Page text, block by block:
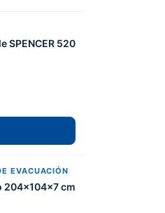
SPENCER 520
EVACUACIÓN
204x104x7 cm